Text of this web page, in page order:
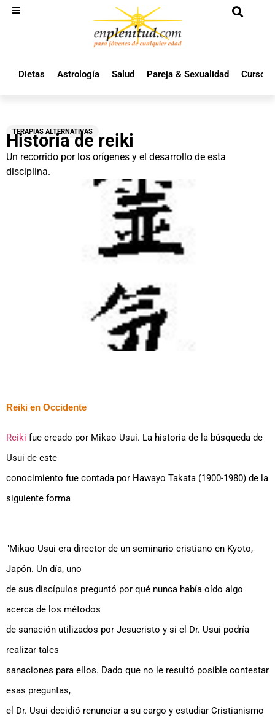
Dietas Astrología Salud Pareja & Sexualidad Cursos
TERAPIAS ALTERNATIVAS
Historia de reiki
Un recorrido por los orígenes y el desarrollo de esta
disciplina.
Reiki en Occidente
Reiki fue creado por Mikao Usui. La historia de la búsqueda de
Usui de este
conocimiento fue contada por Hawayo Takata (1900-1980) de la
siguiente forma
"Mikao Usui era director de un seminario cristiano en Kyoto,
Japón. Un día, uno
de sus discípulos preguntó por qué nunca había oído algo
acerca de los métodos
de sanación utilizados por Jesucristo y si el Dr. Usui podría
realizar tales
sanaciones para ellos. Dado que no le resultó posible contestar
esas preguntas,
el Dr. Usui decidió renunciar a su cargo y estudiar Cristianismo